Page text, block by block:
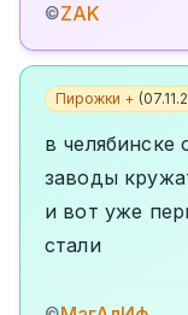
©ZAK
Пирожки + (
в челябинске
заводы
и вот уже
стали